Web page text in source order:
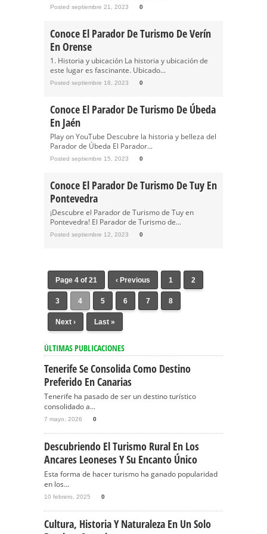
Posted septiembre 21, 2023 0
Conoce El Parador De Turismo De Verín
En Orense
1. Historia y ubicación La historia y ubicación de
este lugar es fascinante. Ubicado...
Posted septiembre 18, 2023 0
Conoce El Parador De Turismo De Úbeda
En Jaén
Play on YouTube Descubre la historia y belleza del
Parador de Úbeda El Parador...
Posted septiembre 15, 2023 0
Conoce El Parador De Turismo De Tuy En
Pontevedra
¡Descubre el Parador de Turismo de Tuy en
Pontevedra! El Parador de Turismo de...
Posted septiembre 12, 2023 0
Page 4 of 21 ‹ Previous 1 2
3 4 5 6 7 8
Next › Last »
ÚLTIMAS PUBLICACIONES
Tenerife Se Consolida Como Destino
Preferido En Canarias
Tenerife ha pasado de ser un destino turístico
consolidado a...
7 mayo, 2026 0
Descubriendo El Turismo Rural En Los
Ancares Leoneses Y Su Encanto Único
Esta forma de hacer turismo ha ganado popularidad
en los...
10 febrero, 2025 0
Cultura, Historia Y Naturaleza En Un Solo